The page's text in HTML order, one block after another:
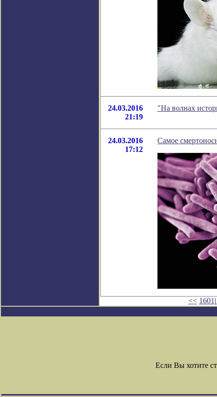
24.03.2016
21:19
"На волнах
24.03.2016
17:12
Самое
<< 1601 |
Если Вы хотите